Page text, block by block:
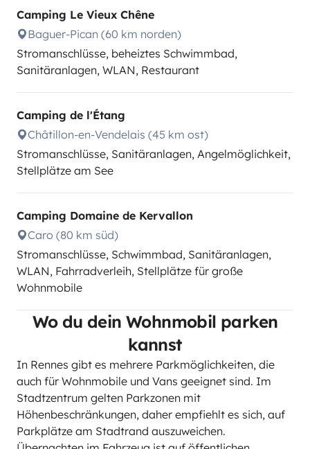
Camping Le Vieux Chêne
Baguer-Pican (60 km norden)
Stromanschlüsse, beheiztes Schwimmbad,
Sanitäranlagen, WLAN, Restaurant
Camping de l'Étang
Châtillon-en-Vendelais (45 km ost)
Stromanschlüsse, Sanitäranlagen, Angelmöglichkeit,
Stellplätze am See
Camping Domaine de Kervallon
Caro (80 km süd)
Stromanschlüsse, Schwimmbad, Sanitäranlagen,
WLAN, Fahrradverleih, Stellplätze für große
Wohnmobile
Wo du dein Wohnmobil parken
kannst
In Rennes gibt es mehrere Parkmöglichkeiten, die
auch für Wohnmobile und Vans geeignet sind. Im
Stadtzentrum gelten Parkzonen mit
Höhenbeschränkungen, daher empfiehlt es sich, auf
Parkplätze am Stadtrand auszuweichen.